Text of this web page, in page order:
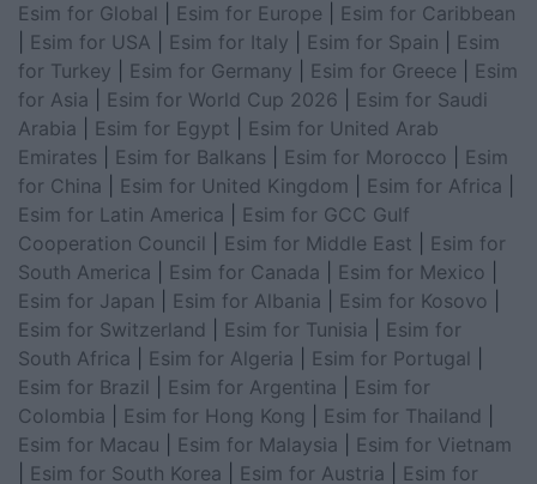
Esim for Global Esim for Europe
Esim for Caribbean
Esim for USA Esim for Italy Esim for Spain
Esim
for Turkey
Esim for Germany Esim for Greece
Esim
for Asia
Esim for World Cup 2026
Esim for Saudi
Arabia
Esim for Egypt
Esim for United Arab
Emirates
Esim for Balkans Esim for Morocco
Esim
for China
Esim for United Kingdom Esim for Africa
Esim for Latin America
Esim for GCC Gulf
Cooperation Council
Esim for Middle East
Esim for
South America
Esim for Canada Esim for Mexico
Esim for Japan
Esim for Albania Esim for Kosovo
Esim for Switzerland
Esim for Tunisia
Esim for
South Africa
Esim for Algeria Esim for Portugal
Esim for Brazil
Esim for Argentina
Esim for
Colombia
Esim for Hong Kong Esim for Thailand
Esim for Macau
Esim for Malaysia
Esim for Vietnam
Esim for South Korea Esim for Austria
Esim for